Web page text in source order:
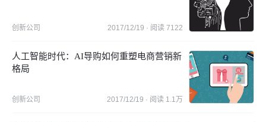
创新公司 2017/12/19 · 阅读 7122
人工智能时代：AI导购如何重塑电商营销新
格局
创新公司 2017/12/19 · 阅读 1.1万